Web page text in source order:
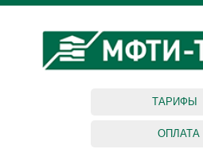
ТАРИФЫ
ОПЛАТА